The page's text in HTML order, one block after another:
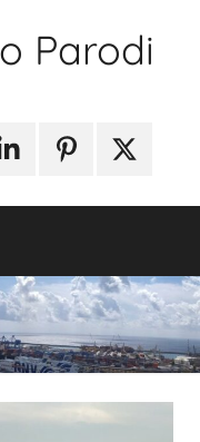
Parodi
Pinterest
X
Twitter)